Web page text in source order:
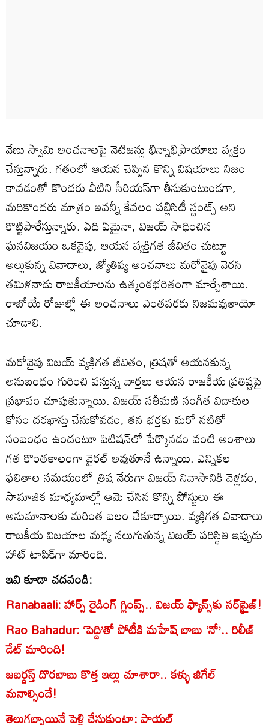
వేణు స్వామి అంచనాలపై నెటిజన్లు భిన్నాభిప్రాయాలు వ్యక్తం
చేస్తున్నారు. గతంలో ఆయన చెప్పిన కొన్ని విషయాలు నిజం
కావడంతో కొందరు వీటిని సీరియస్‌గా తీసుకుంటుండగా,
మరికొందరు మాత్రం ఇవన్నీ కేవలం పబ్లిసిటీ స్టంట్స్ అని
కొట్టిపారేస్తున్నారు. ఏది ఏమైనా, విజయ్ సాధించిన
ఘనవిజయం ఒకవైపు, ఆయన వ్యక్తిగత జీవితం చుట్టూ
అల్లుకున్న వివాదాలు, జ్యోతిష్య అంచనాలు మరోవైపు వెరసి
తమిళనాడు రాజకీయాలను ఉత్కంఠభరితంగా మార్చేశాయి.
రాబోయే రోజుల్లో ఈ అంచనాలు ఎంతవరకు నిజమవుతాయో
చూడాలి.
మరోవైపు విజయ్ వ్యక్తిగత జీవితం, త్రిషతో ఆయనకున్న
అనుబంధం గురించి వస్తున్న వార్తలు ఆయన రాజకీయ ప్రతిష్టపై
ప్రభావం చూపుతున్నాయి. విజయ్ సతీమణి సంగీత విడాకుల
కోసం దరఖాస్తు చేసుకోవడం, తన భర్తకు మరో నటితో
సంబంధం ఉందంటూ పిటిషన్‌లో పేర్కొనడం వంటి అంశాలు
గత కొంతకాలంగా వైరల్ అవుతూనే ఉన్నాయి. ఎన్నికల
ఫలితాల సమయంలో త్రిష నేరుగా విజయ్ నివాసానికి వెళ్లడం,
సామాజిక మాధ్యమాల్లో ఆమె చేసిన కొన్ని పోస్టులు ఈ
అనుమానాలకు మరింత బలం చేకూర్చాయి. వ్యక్తిగత వివాదాలు
రాజకీయ విజయాల మధ్య నలుగుతున్న విజయ్ పరిస్థితి ఇప్పుడు
హాట్ టాపిక్‌గా మారింది.
ఇవి కూడా చదవండి:
Ranabaali: హార్స్ రైడింగ్ గ్లింప్స్.. విజయ్ ఫ్యాన్స్‌కు సర్‌ప్రైజ్!
Rao Bahadur: ‘పెద్ది’తో పోటీకి మహేష్ బాబు ‘నో’.. రిలీజ్
డేట్ మారింది!
జబర్దస్త్ దొరబాబు కొత్త ఇల్లు చూశారా.. కళ్ళు జిగేల్
మనాల్సిందే!
తెలుగబ్బాయినే పెళ్లి చేసుకుంటా: పాయల్